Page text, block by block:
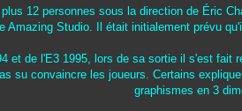
12 personnes sous la direction de Éric
Amazing Studio. Il était initialement prévu
et de l'E3 1995, lors de sa sortie il s'est fait
su convaincre les joueurs. Certains
graphismes en 3